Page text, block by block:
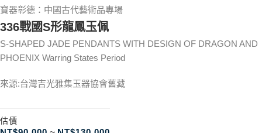
寶器彰德：中國古代藝術品專場
336戰國S形龍鳳玉佩
S-SHAPED JADE PENDANTS WITH DESIGN OF DRAGON AND
PHOENIX Warring States Period
來源:台灣吉光雅集玉器協會舊藏
估價